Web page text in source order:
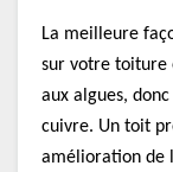
La meilleure
sur votre toiture
aux algues,
cuivre. Un toit
amélioration de